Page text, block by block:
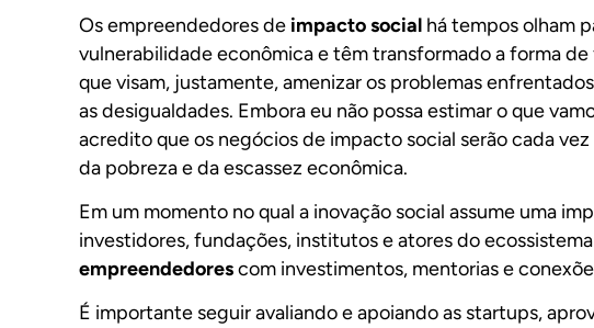
Os empreendedores de impacto social há tempos olham
vulnerabilidade econômica e têm transformado a forma
que visam, justamente, amenizar os problemas
as desigualdades. Embora eu não possa estimar o que
acredito que os negócios de impacto social serão cada
da pobreza e da escassez econômica.
Em um momento no qual a inovação social assume uma
investidores, fundações, institutos e atores do
empreendedorescom investimentos, mentorias e
É importante seguir avaliando e apoiando as startups,